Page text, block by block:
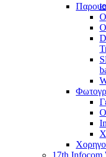
17th Infocom